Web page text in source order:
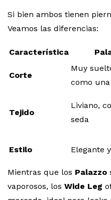
Si bien ambos tienen
Veamos las diferencias:
Característica
Corte
Muy
como
Tejido
Liviano,
seda
Estilo Elegante
Mientras que los Palazzo
vaporosos, los Wide Leg